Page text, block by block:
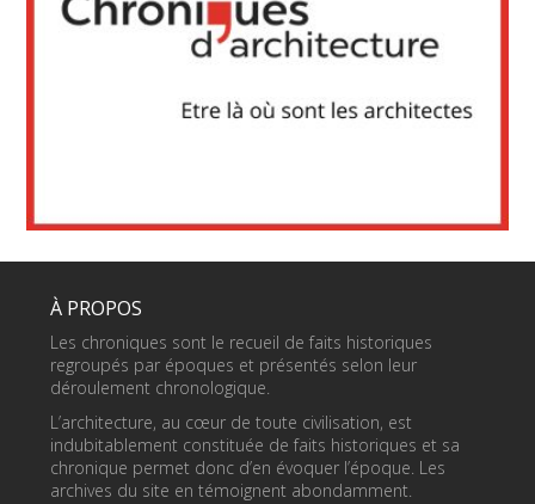
À PROPOS
Les chroniques sont le recueil de faits historiques
regroupés par époques et présentés selon leur
déroulement chronologique.
L’architecture, au cœur de toute civilisation, est
indubitablement constituée de faits historiques et sa
chronique permet donc d’en évoquer l’époque. Les
archives du site en témoignent abondamment.